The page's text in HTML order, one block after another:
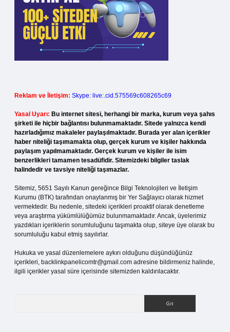
Reklam ve İletişim: Skype: live:.cid.575569c608265c69
Yasal Uyarı: Bu internet sitesi, herhangi bir marka, kurum veya şahıs
şirketi ile hiçbir bağlantısı bulunmamaktadır. Sitede yalnızca kendi
hazırladığımız makaleler paylaşılmaktadır. Burada yer alan içerikler
haber niteliği taşımamakta olup, gerçek kurum ve kişiler hakkında
paylaşım yapılmamaktadır. Gerçek kurum ve kişiler ile isim
benzerlikleri tamamen tesadüfidir. Sitemizdeki bilgiler taslak
halindedir ve tavsiye niteliği taşımazlar.
Sitemiz, 5651 Sayılı Kanun gereğince Bilgi Teknolojileri ve İletişim
Kurumu (BTK) tarafından onaylanmış bir Yer Sağlayıcı olarak hizmet
vermektedir. Bu nedenle, sitedeki içerikleri proaktif olarak denetleme
veya araştırma yükümlülüğümüz bulunmamaktadır. Ancak, üyelerimiz
yazdıkları içeriklerin sorumluluğunu taşımakta olup, siteye üye olarak bu
sorumluluğu kabul etmiş sayılırlar.
Hukuka ve yasal düzenlemelere aykırı olduğunu düşündüğünüz
içerikleri, backlinkpanelicomtr@gmail.com adresine bildirmeniz halinde,
ilgili içerikler yasal süre içerisinde sitemizden kaldırılacaktır.